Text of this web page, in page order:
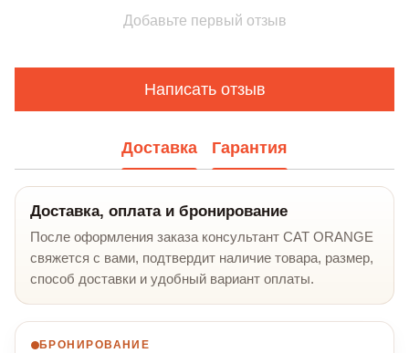
Добавьте первый отзыв
Написать отзыв
Доставка Гарантия
Доставка, оплата и бронирование
После оформления заказа консультант CAT ORANGE
свяжется с вами, подтвердит наличие товара, размер,
способ доставки и удобный вариант оплаты.
БРОНИРОВАНИЕ